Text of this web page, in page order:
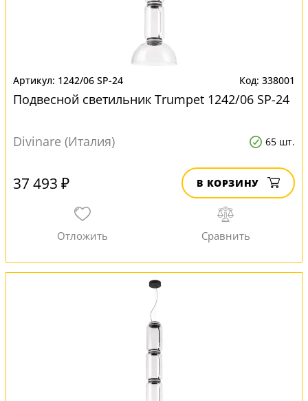
1242/06 SP-24 338001
Подвесной светильник Trumpet 1242/06 SP-24
Divinare (Италия) 65 шт.
37 493 ₽ В КОРЗИНУ